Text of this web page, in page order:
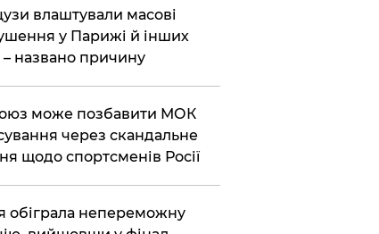
влаштували масові
у Парижі й інших
– названо причину
може позбавити МОК
через скандальне
щодо спортсменів Росії
обіграла непереможну